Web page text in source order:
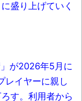
盛り上げていく
が2026年5月に
レイヤーに親し
す。利用者から